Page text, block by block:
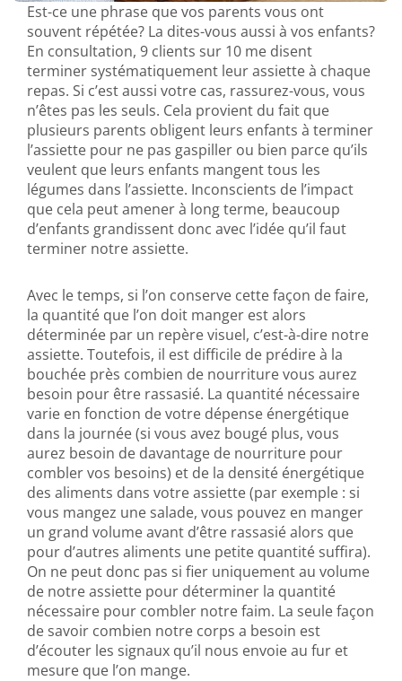
Est-ce une phrase que vos parents vous ont
souvent répétée? La dites-vous aussi à vos enfants?
En consultation, 9 clients sur 10 me disent
terminer systématiquement leur assiette à chaque
repas. Si c’est aussi votre cas, rassurez-vous, vous
n’êtes pas les seuls. Cela provient du fait que
plusieurs parents obligent leurs enfants à terminer
l’assiette pour ne pas gaspiller ou bien parce qu’ils
veulent que leurs enfants mangent tous les
légumes dans l’assiette. Inconscients de l’impact
que cela peut amener à long terme, beaucoup
d’enfants grandissent donc avec l’idée qu’il faut
terminer notre assiette.
Avec le temps, si l’on conserve cette façon de faire,
la quantité que l’on doit manger est alors
déterminée par un repère visuel, c’est-à-dire notre
assiette. Toutefois, il est difficile de prédire à la
bouchée près combien de nourriture vous aurez
besoin pour être rassasié. La quantité nécessaire
varie en fonction de votre dépense énergétique
dans la journée (si vous avez bougé plus, vous
aurez besoin de davantage de nourriture pour
combler vos besoins) et de la densité énergétique
des aliments dans votre assiette (par exemple : si
vous mangez une salade, vous pouvez en manger
un grand volume avant d’être rassasié alors que
pour d’autres aliments une petite quantité suffira).
On ne peut donc pas si fier uniquement au volume
de notre assiette pour déterminer la quantité
nécessaire pour combler notre faim. La seule façon
de savoir combien notre corps a besoin est
d’écouter les signaux qu’il nous envoie au fur et
mesure que l’on mange.